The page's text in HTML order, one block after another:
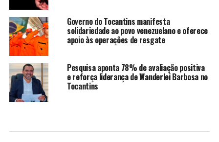
Governo do Tocantins manifesta
solidariedade ao povo venezuelano e oferece
apoio às operações de resgate
Pesquisa aponta 78% de avaliação positiva
e reforça liderança de Wanderlei Barbosa no
Tocantins